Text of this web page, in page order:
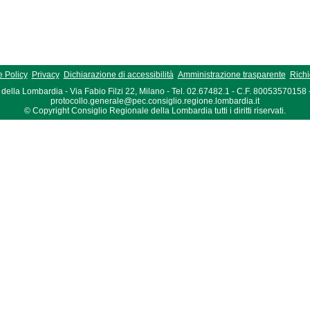
Policy Privacy Dichiarazione di accessibilità Amministrazione trasparente
Lombardia - Via Fabio Filzi 22, Milano - Tel. 02.67482.1 - C.F. 80053570158
protocollo.generale@pec.consiglio.regione.lombardia.it
© Copyright Consiglio Regionale della Lombardia tutti i diritti riservati.